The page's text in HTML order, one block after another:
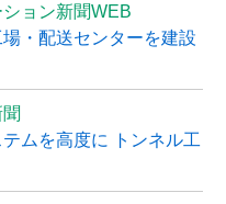
ョン新聞WEB
・配送センターを建設
ムを高度に トンネル工